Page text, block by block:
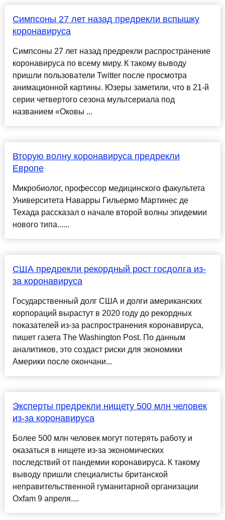
Симпсоны 27 лет назад предрекли вспышку
коронавируса
Симпсоны 27 лет назад предрекли распространение
коронавируса по всему миру. К такому выводу
пришли пользователи Twitter после просмотра
анимационной картины. Юзеры заметили, что в 21-й
серии четвертого сезона мультсериала под
названием «Оковы ...
Вторую волну коронавируса предрекли
Европе
Микробиолог, профессор медицинского факультета
Университета Наварры Гильермо Мартинес де
Техада рассказал о начале второй волны эпидемии
нового типа......
США предрекли рекордный рост госдолга из-
за коронавируса
Государственный долг США и долги американских
корпораций вырастут в 2020 году до рекордных
показателей из-за распространения коронавируса,
пишет газета The Washington Post. По данным
аналитиков, это создаст риски для экономики
Америки после окончани...
Эксперты предрекли нищету 500 млн человек
из-за коронавируса
Более 500 млн человек могут потерять работу и
оказаться в нищете из-за экономических
последствий от пандемии коронавируса. К такому
выводу пришли специалисты британской
неправительственной гуманитарной организации
Oxfam 9 апреля....